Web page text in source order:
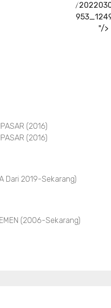
/
"/>
(2016)
(2016)
Dari 2019-Sekarang)
(2006-Sekarang)